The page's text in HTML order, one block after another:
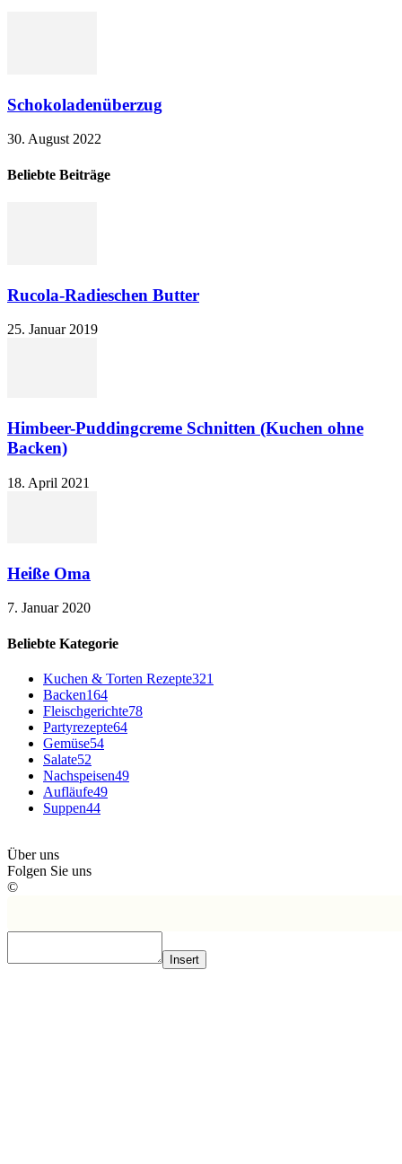
Schokoladenüberzug
30. August 2022
Beliebte Beiträge
Rucola-Radieschen Butter
25. Januar 2019
Himbeer-Puddingcreme Schnitten (Kuchen ohne
Backen)
18. April 2021
Heiße Oma
7. Januar 2020
Beliebte Kategorie
Kuchen & Torten Rezepte321
Backen164
Fleischgerichte78
Partyrezepte64
Gemüse54
Salate52
Nachspeisen49
Aufläufe49
Suppen44
Über uns
Folgen Sie uns
©
Insert